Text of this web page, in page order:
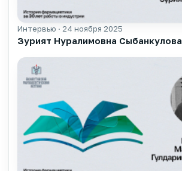
▶
Интервью · 24 ноября 2025
Зурият Нуралимовна Сыбанкулова